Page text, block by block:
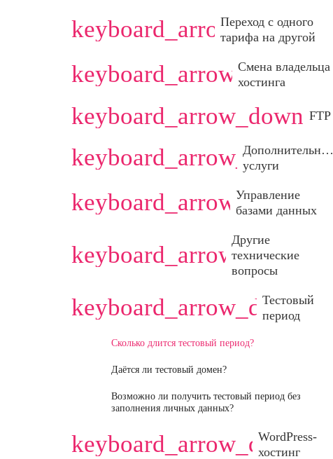
keyboard_arrow_down
Переход с одного
тарифа на другой
keyboard_arrow_down
Смена владельца
хостинга
keyboard_arrow_down FTP
keyboard_arrow_down
Дополнительные
услуги
keyboard_arrow_down
Управление
базами данных
keyboard_arrow_down
Другие
технические
вопросы
keyboard_arrow_down
Тестовый
период
Сколько длится тестовый период?
Даётся ли тестовый домен?
Возможно ли получить тестовый период без
заполнения личных данных?
keyboard_arrow_down
WordPress-
хостинг